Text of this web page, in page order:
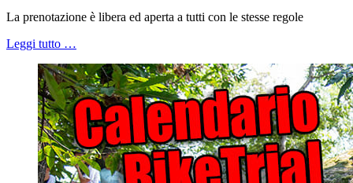
La prenotazione è libera ed aperta a tutti con le stesse regole
Leggi tutto …